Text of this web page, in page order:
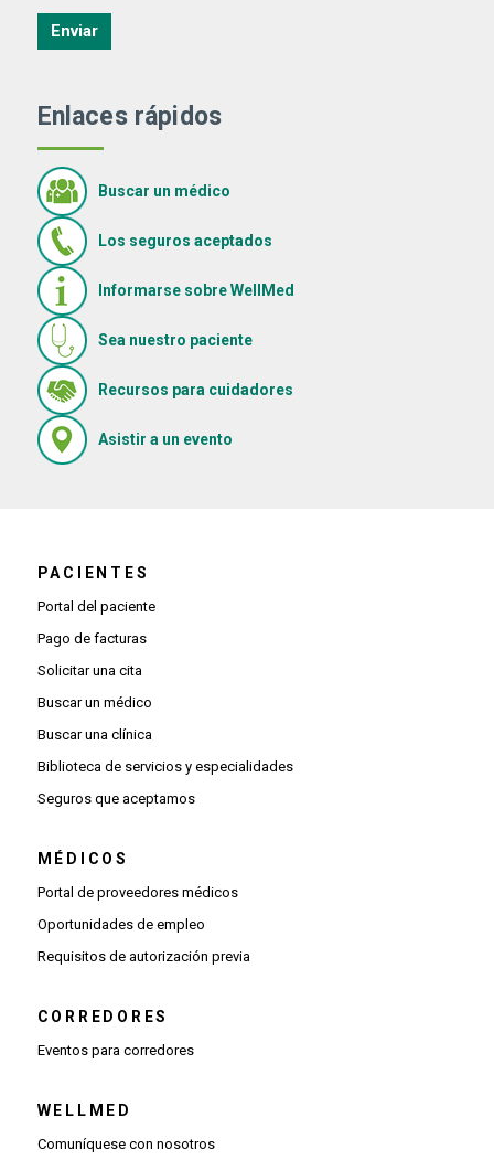
Enviar
Enlaces rápidos
Buscar un médico
Los seguros aceptados
Informarse sobre WellMed
Sea nuestro paciente
Recursos para cuidadores(Se abre en una ventana
Asistir a un evento(Se abre en una ventana nueva)
PACIENTES
Portal del paciente
Pago de facturas
Solicitar una cita
Buscar un médico
Buscar una clínica
Biblioteca de servicios y especialidades
Seguros que aceptamos
MÉDICOS
Portal de proveedores médicos(Se abre una ventana nueva)
Oportunidades de empleo(Se abre una ventana nueva)
Requisitos de autorización previa(Se abre una ventana nueva)
CORREDORES
Eventos para corredores
WELLMED
Comuníquese con nosotros